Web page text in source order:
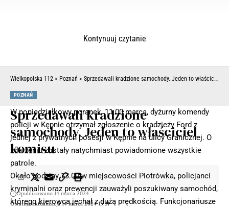
W poniedziałkowy poranek, 11.00 marca, dyżurny komendy
policji w Kępnie otrzymał zgłoszenie o kradzieży Ford z
jednej z prywatnych posesji w Kępnie na ulicy Granicznej. O
zdarzeniu zostały natychmiast powiadomione wszystkie
patrole.
Około godziny 13.00 w miejscowości Piotrówka, policjanci
kryminalni oraz prewencji zauważyli poszukiwany samochód,
którego kierowca jechał z dużą prędkością. Funkcjonariusze
Kontynuuj czytanie
Wielkopolska 112 > Poznań > Sprzedawali kradzione samochody. Jeden to właściciel komisu
POZNAŃ
Sprzedawali kradzione
samochody. Jeden to właściciel
komisu
Ostatnia aktualizacja 14 marca 2024 15:31
Opublikowano 14 marca 2024